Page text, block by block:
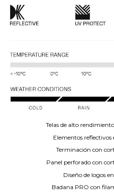
Telas de alto
Elementos reflectivos
Terminación con
Panel perforado con
Diseño de logos
Badana PRO con